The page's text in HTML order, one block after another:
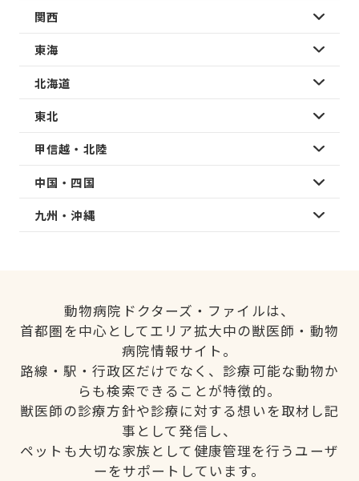
関西
東海
北海道
東北
甲信越・北陸
中国・四国
九州・沖縄
動物病院ドクターズ・ファイルは、
首都圏を中心としてエリア拡大中の獣医師・動物
病院情報サイト。
路線・駅・行政区だけでなく、診療可能な動物か
らも検索できることが特徴的。
獣医師の診療方針や診療に対する想いを取材し記
事として発信し、
ペットも大切な家族として健康管理を行うユーザ
ーをサポートしています。